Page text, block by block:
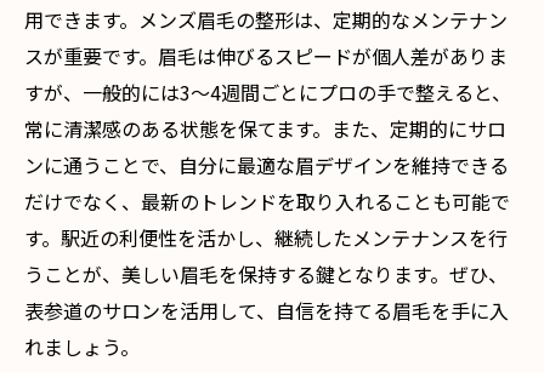
用できます。メンズ眉毛の整形は、定期的なメンテナン
スが重要です。眉毛は伸びるスピードが個人差がありま
すが、一般的には3〜4週間ごとにプロの手で整えると、
常に清潔感のある状態を保てます。また、定期的にサロ
ンに通うことで、自分に最適な眉デザインを維持できる
だけでなく、最新のトレンドを取り入れることも可能で
す。駅近の利便性を活かし、継続したメンテナンスを行
うことが、美しい眉毛を保持する鍵となります。ぜひ、
表参道のサロンを活用して、自信を持てる眉毛を手に入
れましょう。